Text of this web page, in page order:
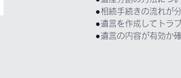
●相続手続きの流れが
●遺言を作成してトラ
●遺言の内容が有効か